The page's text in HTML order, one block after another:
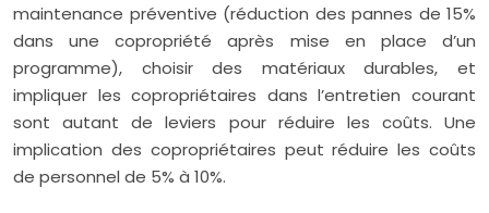
maintenance préventive (réduction des pannes de 15%
dans une copropriété après mise en place d’un
programme), choisir des matériaux durables, et
impliquer les copropriétaires dans l’entretien courant
sont autant de leviers pour réduire les coûts. Une
implication des copropriétaires peut réduire les coûts
de personnel de 5% à 10%.